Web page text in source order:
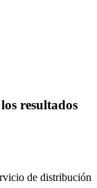
resultados
de distribución